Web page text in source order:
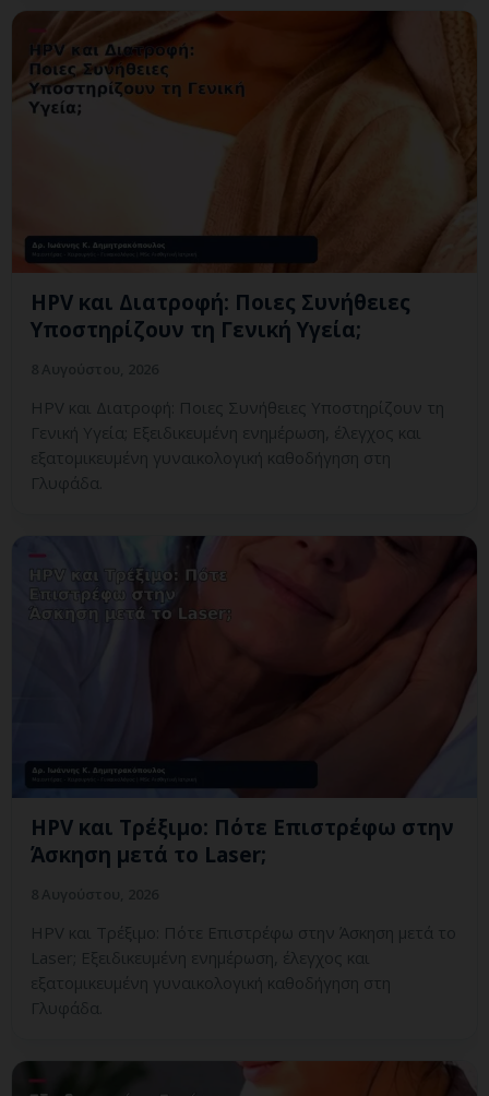
HPV και Διατροφή: Ποιες Συνήθειες
Υποστηρίζουν τη Γενική Υγεία;
HPV και Διατροφή: Ποιες Συνήθειες Υποστηρίζουν τη
Γενική Υγεία; Εξειδικευμένη ενημέρωση, έλεγχος και
εξατομικευμένη γυναικολογική καθοδήγηση στη
Γλυφάδα.
HPV και Τρέξιμο: Πότε Επιστρέφω στην
Άσκηση μετά το Laser;
HPV και Τρέξιμο: Πότε Επιστρέφω στην Άσκηση μετά το
Laser; Εξειδικευμένη ενημέρωση, έλεγχος και
εξατομικευμένη γυναικολογική καθοδήγηση στη
Γλυφάδα.